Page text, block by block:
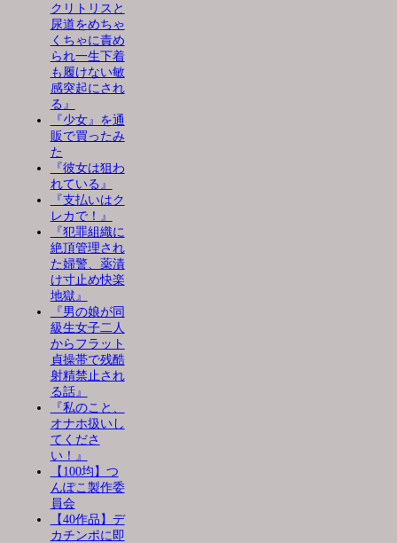
クリトリスと
尿道をめちゃ
くちゃに責め
られ一生下着
も履けない敏
感突起にされ
る』
『少女』を通
販で買ったみ
た
『彼女は狙わ
れている』
『支払いはク
レカで！』
『犯罪組織に
絶頂管理され
た婦警、薬漬
け寸止め快楽
地獄』
『男の娘が同
級生女子二人
からフラット
貞操帯で残酷
射精禁止され
る話』
『私のこと、
オナホ扱いし
てくださ
い！』
【100均】つ
んぽこ製作委
員会
【40作品】デ
カチンポに即